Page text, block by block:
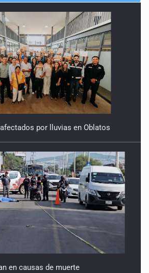
en causas de muerte
legado de Alcalde